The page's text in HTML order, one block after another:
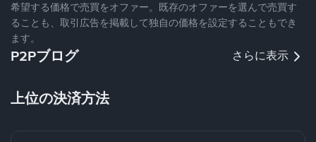
希望する価格で売買をオファー。既存のオファーを選んで売買す
ることも、取引広告を掲載して独自の価格を設定することもでき
ます。
P2Pブログ さらに表示
上位の決済方法